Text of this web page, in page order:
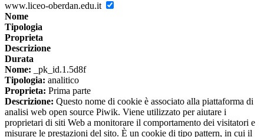
www.liceo-oberdan.edu.it
Nome
Tipologia
Proprieta
Descrizione
Durata
Nome: _pk_id.1.5d8f
Tipologia: analitico
Proprieta: Prima parte
Descrizione: Questo nome di cookie è associato alla piattaforma di
analisi web open source Piwik. Viene utilizzato per aiutare i
proprietari di siti Web a monitorare il comportamento dei visitatori e
misurare le prestazioni del sito. È un cookie di tipo pattern, in cui il